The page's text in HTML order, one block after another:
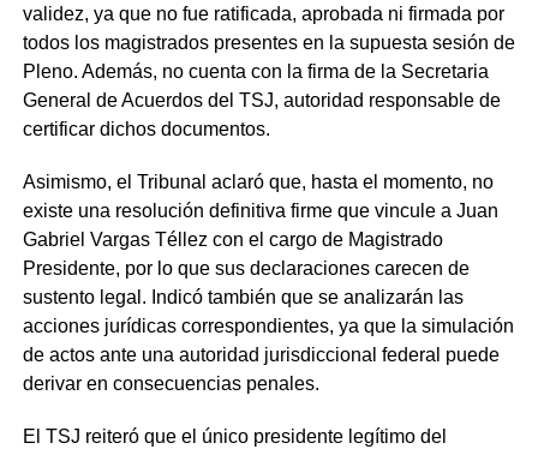
validez, ya que no fue ratificada, aprobada ni firmada por
todos los magistrados presentes en la supuesta sesión de
Pleno. Además, no cuenta con la firma de la Secretaria
General de Acuerdos del TSJ, autoridad responsable de
certificar dichos documentos.
Asimismo, el Tribunal aclaró que, hasta el momento, no
existe una resolución definitiva firme que vincule a Juan
Gabriel Vargas Téllez con el cargo de Magistrado
Presidente, por lo que sus declaraciones carecen de
sustento legal. Indicó también que se analizarán las
acciones jurídicas correspondientes, ya que la simulación
de actos ante una autoridad jurisdiccional federal puede
derivar en consecuencias penales.
El TSJ reiteró que el único presidente legítimo del